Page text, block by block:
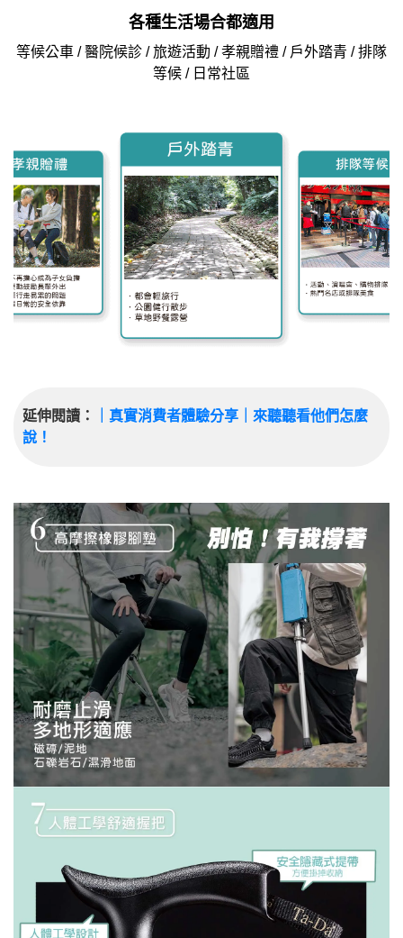
各種生活場合都適用
等候公車 / 醫院候診 / 旅遊活動 / 孝親贈禮 / 戶外踏青 / 排隊
等候 / 日常社區
延伸閱讀：
｜真實消費者體驗分享｜來聽聽看他們怎麼
說！